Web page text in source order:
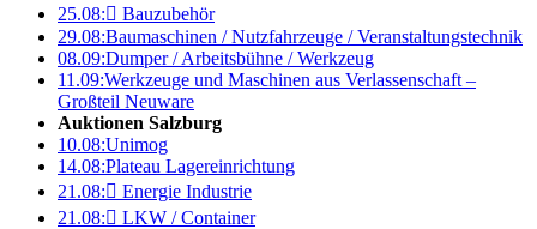
25.08: Bauzubehör
29.08:Baumaschinen / Nutzfahrzeuge / Veranstaltungstechnik
08.09:Dumper / Arbeitsbühne / Werkzeug
11.09:Werkzeuge und Maschinen aus Verlassenschaft –
Großteil Neuware
Auktionen Salzburg
10.08:Unimog
14.08:Plateau Lagereinrichtung
21.08: Energie Industrie
21.08: LKW / Container